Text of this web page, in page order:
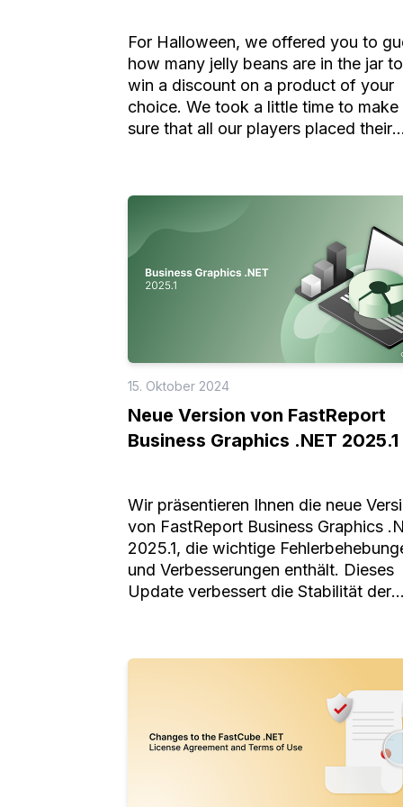
For Halloween, we offered you to
how many jelly beans are in the jar to
win a discount on a product of your
choice. We took a little time to make
sure that all our players placed their
We've contacted our winners and
15. Oktober 2024
Neue Version von FastReport
Business Graphics .NET 2025.1
Wir präsentieren Ihnen die neue
von FastReport Business Graphics
2025.1, die wichtige
und Verbesserungen enthält. Dieses
Update verbessert die Stabilität der
im Zusammenhang mit
Wichtigste Änderungen in Version
2025.1 Behebung eines visuellen
bei der Anordnung von Elementen bei
einer nicht standardmäßigen DPI
neue Version behebt das Problem mit